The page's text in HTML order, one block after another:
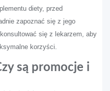
diety, przed
zapoznać się z jego
się z lekarzem, aby
korzyści.
są promocje i